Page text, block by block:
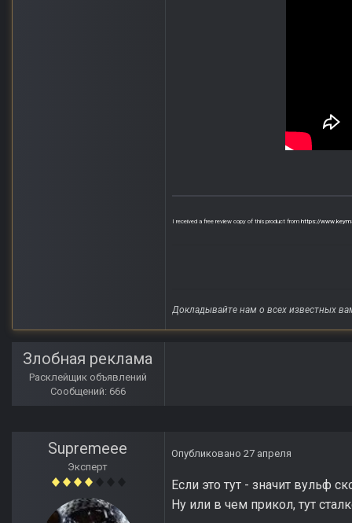
I received a free review copy of this product from https://
Докладывайте нам о всех известных
Злобная реклама
Расклейщик объявлений
Сообщений: 666
Supremeee
Эксперт
Опубликовано 27 апреля
Если это тут - значит вульф
Ну или в чем прикол, тут